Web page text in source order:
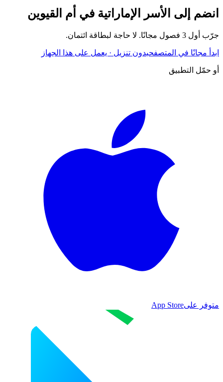
انضم إلى الأسر الإماراتية في أم القيوين
جرّب أول 3 فصول مجانًا. لا حاجة لبطاقة ائتمان.
ابدأ مجانًا في المتصفحبدون تنزيل · يعمل على هذا الجهاز
أو حمّل التطبيق
متوفر علىApp Store